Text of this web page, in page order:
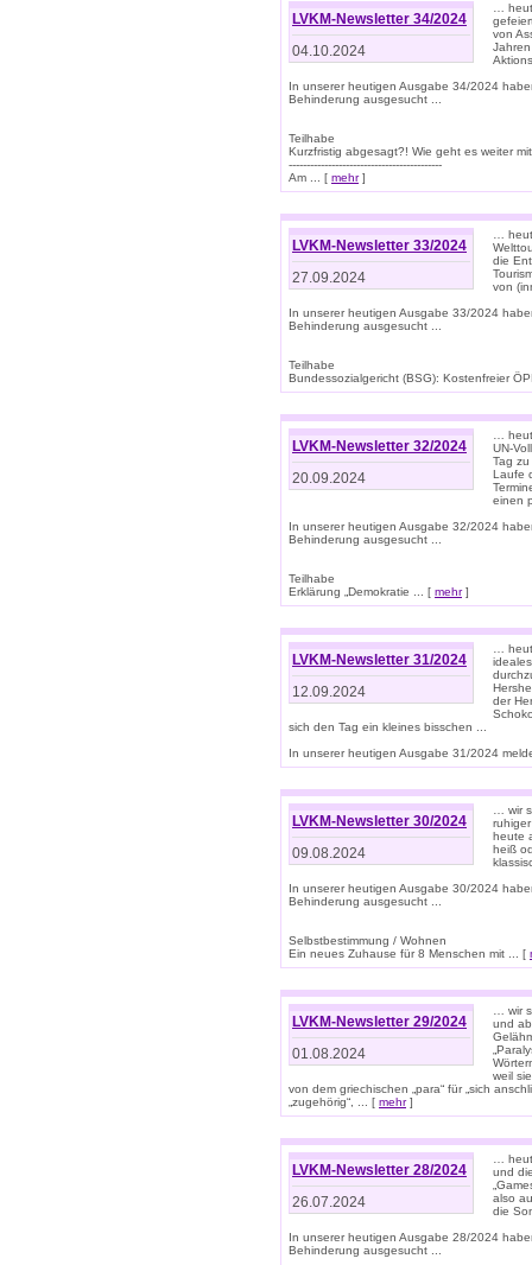
LVKM-Newsletter 34/2024
04.10.2024
…
von
In unserer heutigen Ausgabe 34/2024
Behinderung ausgesucht ...
Teilhabe
Kurzfristig abgesagt?! Wie geht es weiter
-------------------------------------------
Am ... [ mehr]
LVKM-Newsletter 33/2024
27.09.2024
…
die
von
In unserer heutigen Ausgabe 33/2024
Behinderung ausgesucht ...
Teilhabe
Bundessozialgericht (BSG): Kostenfreier
LVKM-Newsletter 32/2024
20.09.2024
…
UN-
Tag
Laufe
einen
In unserer heutigen Ausgabe 32/2024
Behinderung ausgesucht ...
Teilhabe
Erklärung „Demokratie ... [ mehr]
LVKM-Newsletter 31/2024
12.09.2024
…
der
sich den Tag ein kleines bisschen ...
In unserer heutigen Ausgabe 31/2024
LVKM-Newsletter 30/2024
09.08.2024
… wir
heute
heiß
In unserer heutigen Ausgabe 30/2024
Behinderung ausgesucht ...
Selbstbestimmung / Wohnen
Ein neues Zuhause für 8 Menschen mit ... [
LVKM-Newsletter 29/2024
01.08.2024
… wir
und
weil
von dem griechischen „para“ für „sich
„zugehörig“, ... [ mehr]
LVKM-Newsletter 28/2024
26.07.2024
…
und
also
die
In unserer heutigen Ausgabe 28/2024
Behinderung ausgesucht ...